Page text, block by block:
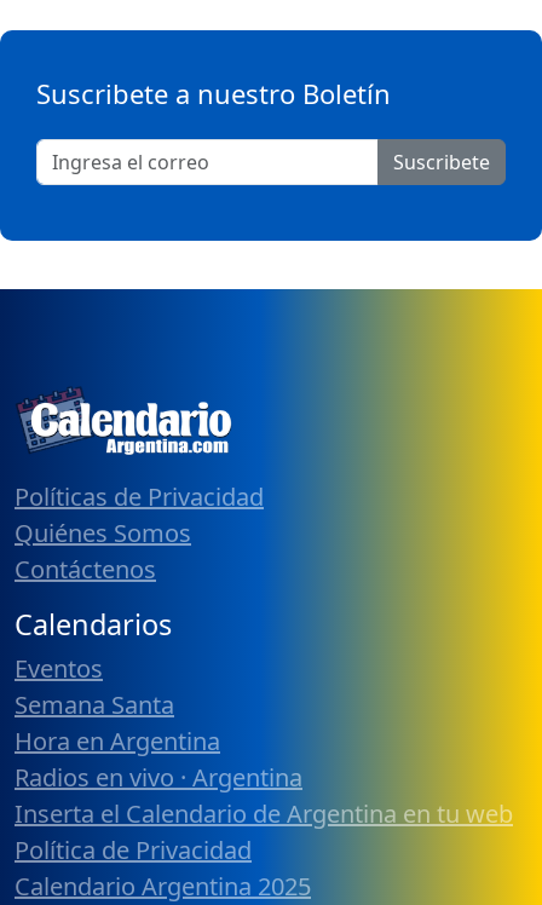
Suscribete a nuestro Boletín
Suscribete
Políticas de Privacidad
Quiénes Somos
Contáctenos
Calendarios
Eventos
Semana Santa
Hora en Argentina
Radios en vivo · Argentina
Inserta el Calendario de Argentina en tu web
Política de Privacidad
Calendario Argentina 2025